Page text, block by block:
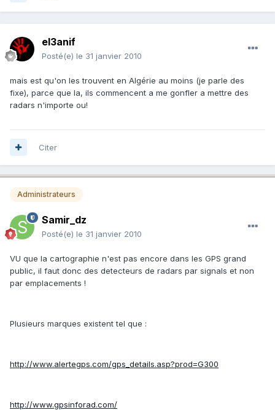
el3anif
Posté(e) le 31 janvier 2010
mais est qu'on les trouvent en Algérie au moins (je parle des
fixe), parce que la, ils commencent a me gonfler a mettre des
radars n'importe ou!
Citer
Administrateurs
Samir_dz
Posté(e) le 31 janvier 2010
VU que la cartographie n'est pas encore dans les GPS grand
public, il faut donc des detecteurs de radars par signals et non
par emplacements !
Plusieurs marques existent tel que :
http://www.alertegps.com/gps_details.asp?prod=G300
http://www.gpsinforad.com/